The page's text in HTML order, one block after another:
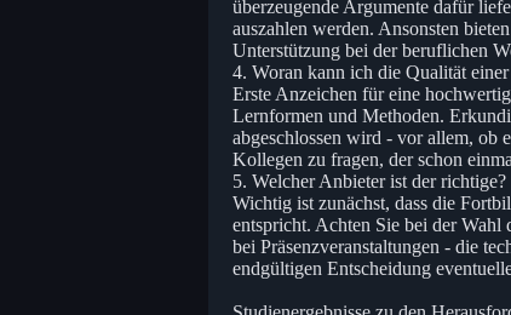
überzeugende Argumente dafür
auszahlen werden. Ansonsten
Unterstützung bei der beruflichen
4. Woran kann ich die Qualität
Erste Anzeichen für eine
Lernformen und Methoden.
abgeschlossen wird - vor allem, ob
Kollegen zu fragen, der schon
5. Welcher Anbieter ist der richtige?
Wichtig ist zunächst, dass die
entspricht. Achten Sie bei der
bei Präsenzveranstaltungen - die
endgültigen Entscheidung